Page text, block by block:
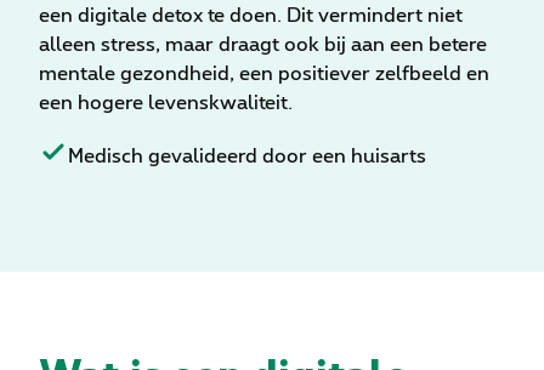
een digitale detox te doen. Dit vermindert niet
alleen stress, maar draagt ook bij aan een betere
mentale gezondheid, een positiever zelfbeeld en
een hogere levenskwaliteit.
Medisch gevalideerd door een huisarts